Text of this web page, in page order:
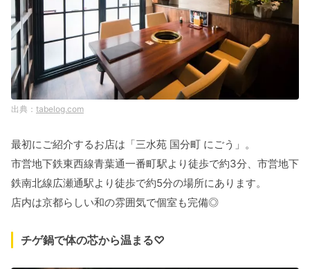
tabelog.com
最初にご紹介するお店は「三水苑 国分町 にごう」。
市営地下鉄東西線青葉通一番町駅より徒歩で約3分、市営地下
鉄南北線広瀬通駅より徒歩で約5分の場所にあります。
店内は京都らしい和の雰囲気で個室も完備◎
チゲ鍋で体の芯から温まる♡